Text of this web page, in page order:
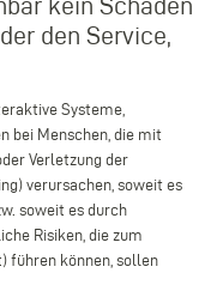
den Service,
Systeme,
bei Menschen, die mit
Verletzung der
verursachen, soweit es
soweit es durch
Risiken, die zum
führen können, sollen